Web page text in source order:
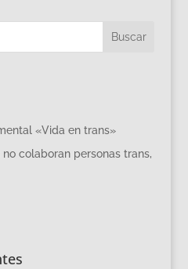
«Vida en trans»
no colaboran personas trans,